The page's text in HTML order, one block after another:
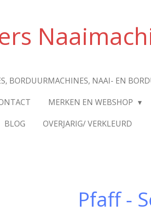
BORDUURMACHINES, NAAI- EN
MERKEN EN WEBSHOP
BLOG OVERJARIG/ VERKLEURD
Pfaff -